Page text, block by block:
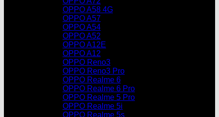
OPPO A58 4G
OPPO A57
OPPO A54
OPPO A52
OPPO A12E
OPPO A12
OPPO Reno3
OPPO Reno3 Pro
OPPO Realme 6
OPPO Realme 6 Pro
OPPO Realme 5 Pro
OPPO Realme 5i
OPPO Realme 5s